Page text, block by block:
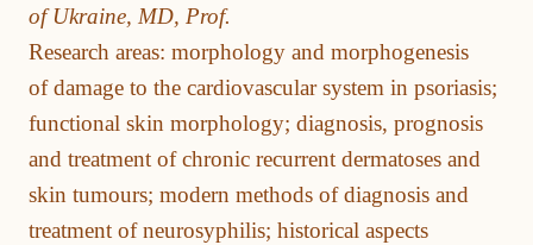
of Ukraine, MD, Prof.
Research areas: morphology and morphogenesis
of damage to the cardiovascular system in psoriasis;
functional skin morphology; diagnosis, prognosis
and treatment of chronic recurrent dermatoses and
skin tumours; modern methods of diagnosis and
treatment of neurosyphilis; historical aspects